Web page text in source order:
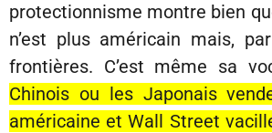
protectionnisme montre bien
n’est plus américain mais,
frontières. C’est même sa
Chinois ou les Japonais
américaine et Wall Street